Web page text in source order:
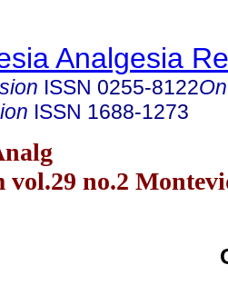
Analgesia
ISSN 0255-8122
ISSN 1688-1273
vol.29 no.2